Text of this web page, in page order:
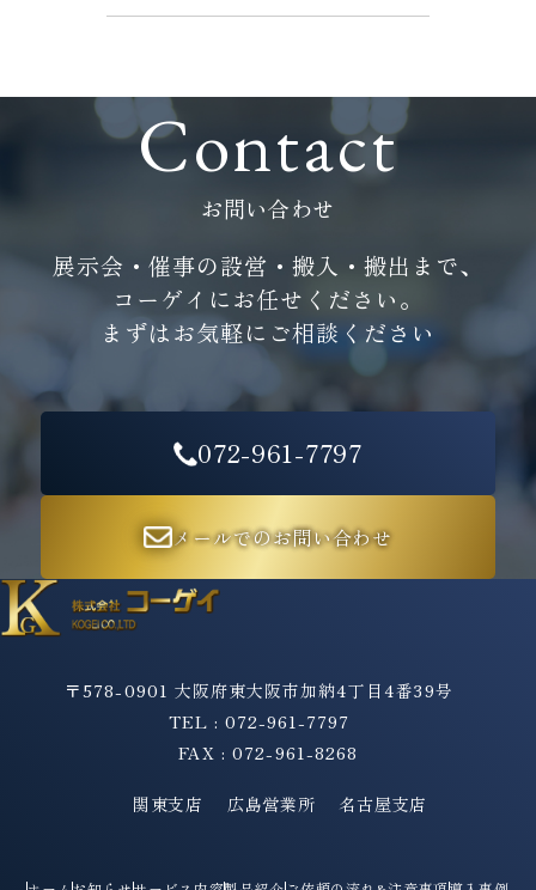
Contact
お問い合わせ
展示会・催事の設営・搬入・搬出まで、
コーゲイにお任せください。
まずはお気軽にご相談ください
072-961-7797
メールでのお問い合わせ
〒578-0901 大阪府東大阪市加納4丁目4番39号
TEL : 072-961-7797
FAX : 072-961-8268
関東支店 広島営業所 名古屋支店